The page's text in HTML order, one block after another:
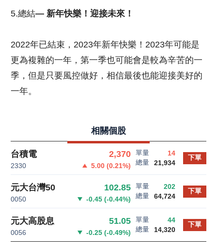
5.總結— 新年快樂！迎接未來！
2022年已結束，2023年新年快樂！2023年可能是
更為複雜的一年，第一季也可能會是較為辛苦的一
季，但是只要風控做好，相信最後也能迎接美好的
一年。
相關個股
台積電 2,370
2330 5.00 (0.21%)
單量
14
總量
21,934
下單
元大台灣50 102.85
0050 -0.45 (-0.44%)
單量
202
總量
64,724
下單
元大高股息 51.05
0056 -0.25 (-0.49%)
單量
44
總量
14,320
下單